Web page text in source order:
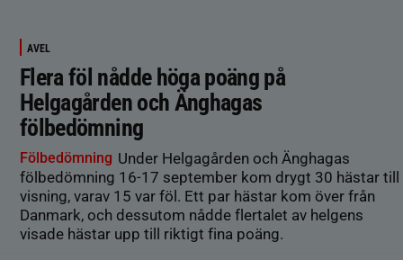
AVEL
Flera föl nådde höga poäng på
Helgagården och Änghagas
fölbedömning
Fölbedömning Under Helgagården och Änghagas
fölbedömning 16-17 september kom drygt 30 hästar till
visning, varav 15 var föl. Ett par hästar kom över från
Danmark, och dessutom nådde flertalet av helgens
visade hästar upp till riktigt fina poäng.